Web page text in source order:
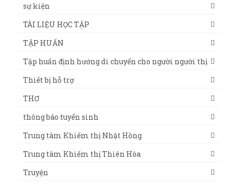
sự kiện
TÀI LIỆU HỌC TẬP
TẬP HUẤN
Tập huấn định hướng di chuyển cho người người thị
Thiết bị hỗ trợ
THƠ
thông báo tuyển sinh
Trung tâm Khiếm thị Nhật Hồng
Trung tâm Khiếm thị Thiên Hòa
Truyện